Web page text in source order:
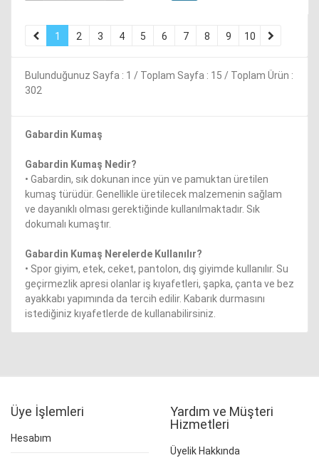
1 2 3 4 5 6 7 8 9 10
Bulunduğunuz Sayfa : 1 / Toplam Sayfa : 15 / Toplam Ürün :
302
Gabardin Kumaş
Gabardin Kumaş Nedir?
• Gabardin, sık dokunan ince yün ve pamuktan üretilen
kumaş türüdür. Genellikle üretilecek malzemenin sağlam
ve dayanıklı olması gerektiğinde kullanılmaktadır. Sık
dokumalı kumaştır.
Gabardin Kumaş Nerelerde Kullanılır?
• Spor giyim, etek, ceket, pantolon, dış giyimde kullanılır. Su
geçirmezlik apresi olanlar iş kıyafetleri, şapka, çanta ve bez
ayakkabı yapımında da tercih edilir. Kabarık durmasını
istediğiniz kıyafetlerde de kullanabilirsiniz.
Üye İşlemleri
Hesabım
Yardım ve Müşteri
Hizmetleri
Üyelik Hakkında